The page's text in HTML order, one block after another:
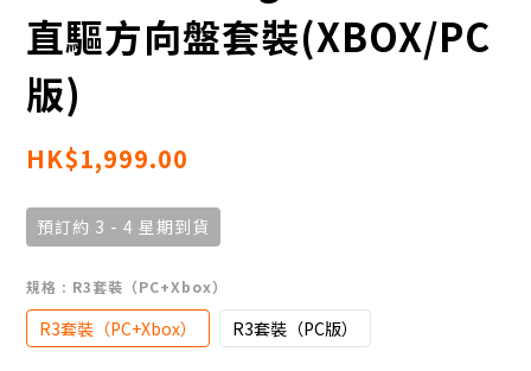
直驅方向盤套裝(XBOX/PC
版)
HK$1,999.00
預訂約 3 - 4 星期到貨
規格 : R3套裝（PC+Xbox）
R3套裝（PC+Xbox） R3套裝（PC版）